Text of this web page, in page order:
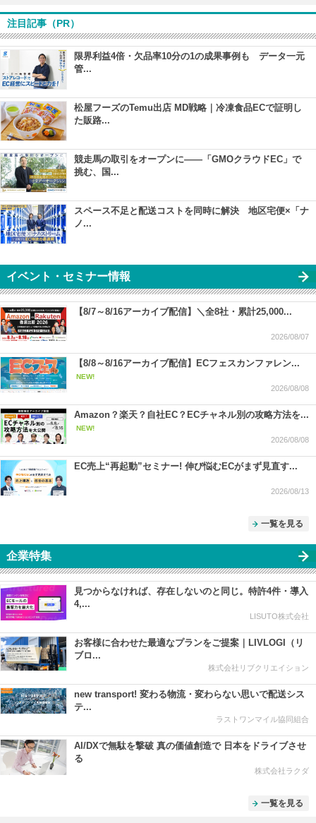
注目記事（PR）
限界利益4倍・欠品率10分の1の成果事例も データ一元
管...
松屋フーズのTemu出店 MD戦略｜冷凍食品ECで証明し
た販路...
競走馬の取引をオープンに――「GMOクラウドEC」で
挑む、国...
スペース不足と配送コストを同時に解決 地区宅便×「ナ
ノ...
イベント・セミナー情報
【8/7～8/16アーカイブ配信】＼全8社・累計25,000...
2026/08/07
【8/8～8/16アーカイブ配信】ECフェスカンファレン...
NEW!
2026/08/08
Amazon？楽天？自社EC？ECチャネル別の攻略方法を...
NEW!
2026/08/08
EC売上“再起動”セミナー! 伸び悩むECがまず見直す...
2026/08/13
一覧を見る
企業特集
見つからなければ、存在しないのと同じ。特許4件・導入
4,...
LISUTO株式会社
お客様に合わせた最適なプランをご提案｜LIVLOGI（リ
ブロ...
株式会社リブクリエイション
new transport! 変わる物流・変わらない思いで配送シス
テ...
ラストワンマイル協同組合
AI/DXで無駄を撃破 真の価値創造で 日本をドライブさせ
る
株式会社ラクダ
一覧を見る